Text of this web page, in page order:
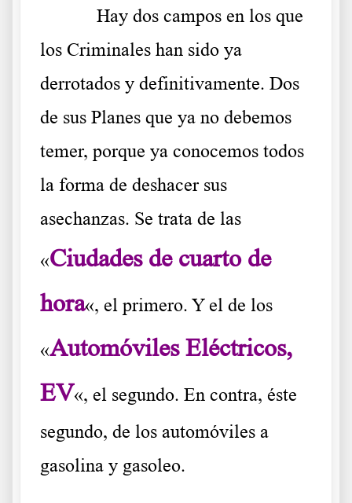
Hay dos campos en los que
los Criminales han sido ya
derrotados y definitivamente. Dos
de sus Planes que ya no debemos
temer, porque ya conocemos todos
la forma de deshacer sus
asechanzas. Se trata de las
«Ciudades de cuarto de
hora«, el primero. Y el de los
«Automóviles Eléctricos,
EV«, el segundo. En contra, éste
segundo, de los automóviles a
gasolina y gasoleo.